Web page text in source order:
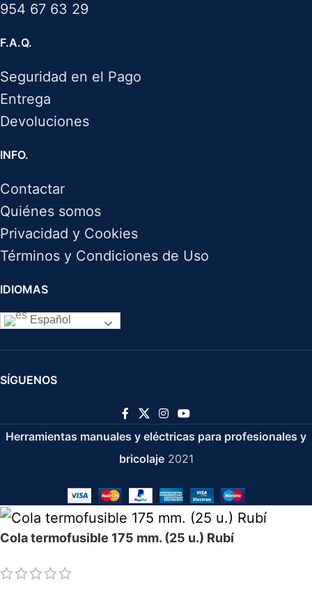
954 67 63 29
F.A.Q.
Seguridad en el Pago
Entrega
Devoluciones
INFO.
Contactar
Quiénes somos
Privacidad y Cookies
Términos y Condiciones de Uso
IDIOMAS
Español
SÍGUENOS
Herramientas manuales y eléctricas para profesionales y
bricolaje 2021
Cola termofusible 175 mm. (25 u.) Rubí